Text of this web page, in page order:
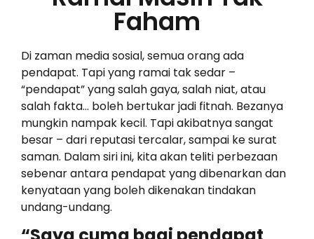
Faham
Di zaman media sosial, semua orang ada
pendapat. Tapi yang ramai tak sedar –
“pendapat” yang salah gaya, salah niat, atau
salah fakta… boleh bertukar jadi fitnah. Bezanya
mungkin nampak kecil. Tapi akibatnya sangat
besar – dari reputasi tercalar, sampai ke surat
saman. Dalam siri ini, kita akan teliti perbezaan
sebenar antara pendapat yang dibenarkan dan
kenyataan yang boleh dikenakan tindakan
undang-undang.